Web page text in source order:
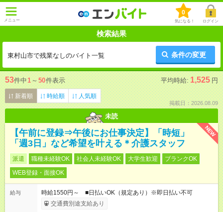
メニュー
0
気になる！ ログイン
検索結果
東村山市で残業なしのバイト一覧 条件の変更
53件中1 ～ 50件表示 平均時給: 1,525 円
新着順 時給順 人気順
掲載日：2026.08.09
未読
NEW
【午前に登録⇒午後にお仕事決定】「時短」
「週3日」など希望を叶える＊介護スタッフ
派遣 職種未経験OK 社会人未経験OK 大学生歓迎
ブランクOK
WEB登録・面接OK
給与
時給1550円～ ■日払いOK（規定あり）※即日払い不可
交通費別途支給あり